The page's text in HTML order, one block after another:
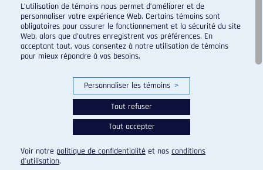
© 2026 Carabins de l'Université de Montréal. Tous droits
réservés.
Paramètres des témoins
L’utilisation de témoins nous permet d’améliorer et de
personnaliser votre expérience Web. Certains témoins sont
obligatoires pour assurer le fonctionnement et la sécurité du site
Web, alors que d’autres enregistrent vos préférences. En
acceptant tout, vous consentez à notre utilisation de témoins
pour mieux répondre à vos besoins.
Personnaliser les témoins >
Tout refuser
Tout accepter
Voir notre politique de confidentialité et nos conditions
d’utilisation.